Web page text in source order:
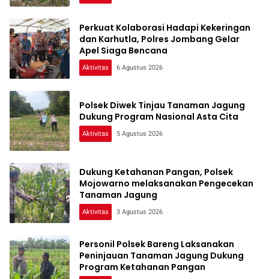
Perkuat Kolaborasi Hadapi Kekeringan
dan Karhutla, Polres Jombang Gelar
Apel Siaga Bencana
Aktivitas 6 Agustus 2026
Polsek Diwek Tinjau Tanaman Jagung
Dukung Program Nasional Asta Cita
Aktivitas 5 Agustus 2026
Dukung Ketahanan Pangan, Polsek
Mojowarno melaksanakan Pengecekan
Tanaman Jagung
Aktivitas 3 Agustus 2026
Personil Polsek Bareng Laksanakan
Peninjauan Tanaman Jagung Dukung
Program Ketahanan Pangan